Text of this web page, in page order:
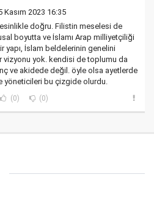
Kasım 2023 16:35
doğru. Filistin meselesi de
boyutta ve İslamı Arap milliyetçiliği
yapı, İslam beldelerinin genelini
vizyonu yok. kendisi de toplumu da
ve akidede değil. öyle olsa ayetlerde
yöneticileri bu çizgide olurdu.
(0) (0)